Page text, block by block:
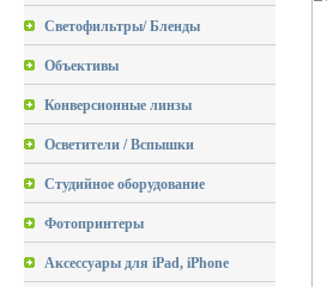
Светофильтры/ Бленды
Объективы
Конверсионные линзы
Осветители / Вспышки
Студийное оборудование
Фотопринтеры
Аксессуары для iPad, iPhone